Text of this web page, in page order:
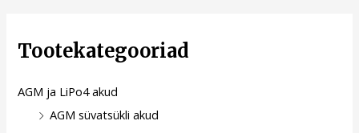
Tootekategooriad
AGM ja LiPo4 akud
AGM süvatsükli akud